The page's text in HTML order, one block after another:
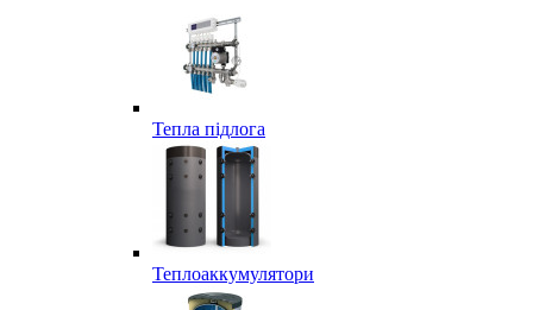
Тепла підлога
Теплоаккумулятори